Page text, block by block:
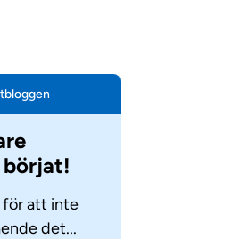
börjat!
för att inte
det...